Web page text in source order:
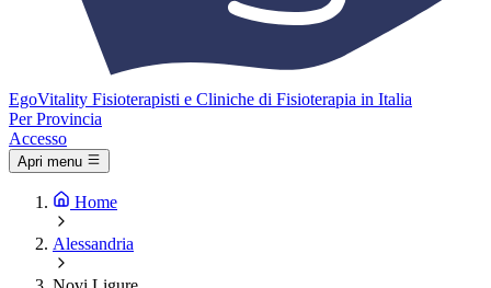
EgoVitality Fisioterapisti e Cliniche di Fisioterapia in Italia
Per Provincia
Accesso
Apri menu
Home
Alessandria